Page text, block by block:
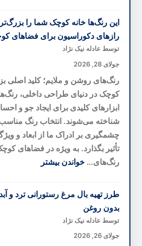
کهنهسرباز
کهکشانی
دسر
لایه‌ای
انبه؛
خوشمزه‌ترین
تابستانی
بدون
نیاز
به
فر
این رنگ‌ها خانه کوچک شما را
رازهای دکوراسیون برای فضاهای
توسط عادله نیک نژاد
جولای 28, 2026
رنگ‌های روشن و ملایم؛ کلید اصلی
کوچک در دنیای طراحی داخلی،
ابزارهای کلیدی برای ایجاد جو و
شناخته می‌شوند. انتخاب رنگ مناسب
چشمگیری بر ادراک ما از ابعاد و
تأثیر بگذارد. به ویژه در فضاهای
رنگ‌های… خواندن بیشتر
این
کوچک
طرز تهیه بال مرغ رستورانی ترد و
بدون روغن
توسط عادله نیک نژاد
جولای 26, 2026